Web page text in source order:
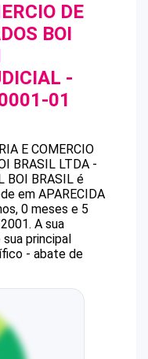
DE
BOI
-
01
E COMERCIO
BRASIL LTDA -
BOI BRASIL é
em APARECIDA
0 meses e 5
A sua
sua principal
- abate de